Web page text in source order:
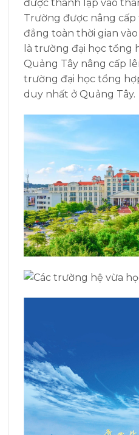
được thành lập vào
Trường được nâng
đẳng toàn thời gian
là trường đại học tổng
Quảng Tây nâng cấp
trường đại học tổng
duy nhất ở Quảng Tây.